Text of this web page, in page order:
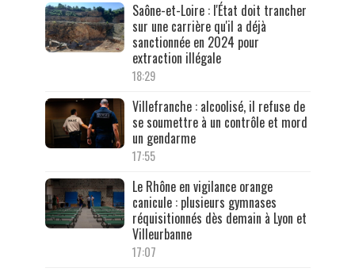
Saône-et-Loire : l'État doit trancher
sur une carrière qu'il a déjà
sanctionnée en 2024 pour
extraction illégale
18:29
Villefranche : alcoolisé, il refuse de
se soumettre à un contrôle et mord
un gendarme
17:55
Le Rhône en vigilance orange
canicule : plusieurs gymnases
réquisitionnés dès demain à Lyon et
Villeurbanne
17:07